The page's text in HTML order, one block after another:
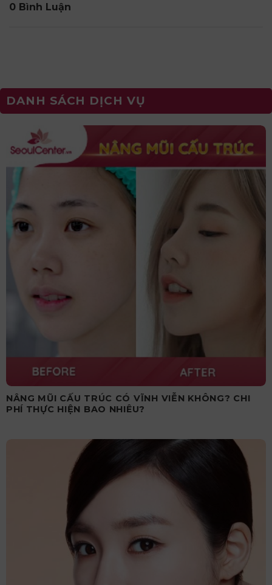
0 Bình Luận
DANH SÁCH DỊCH VỤ
NÂNG MŨI CẤU TRÚC CÓ VĨNH VIỄN KHÔNG? CHI
PHÍ THỰC HIỆN BAO NHIÊU?